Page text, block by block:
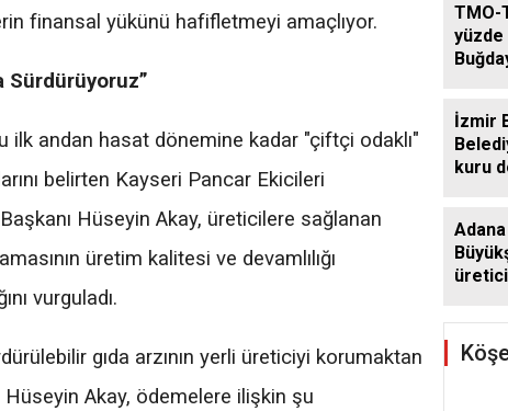
finansal yükünü hafifletmeyi amaçlıyor.
Sürdürüyoruz”
ilk andan hasat dönemine kadar "çiftçi odaklı"
belirten Kayseri Pancar Ekicileri
Hüseyin Akay, üreticilere sağlanan
üretim kalitesi ve devamlılığı
vurguladı.
gıda arzının yerli üreticiyi korumaktan
Akay, ödemelere ilişkin şu
TMO-
yüzde
İzmir
kuru
Adana